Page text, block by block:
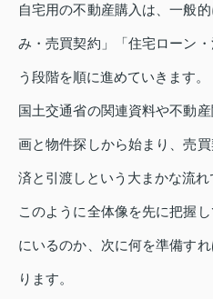
自宅用の不動産購入は、一般
み・売買契約」「住宅ローン
う段階を順に進めていきます。
国土交通省の関連資料や不動
画と物件探しから始まり、売
済と引渡しという大まかな流れ
このように全体像を先に把握
にいるのか、次に何を準備す
ります。